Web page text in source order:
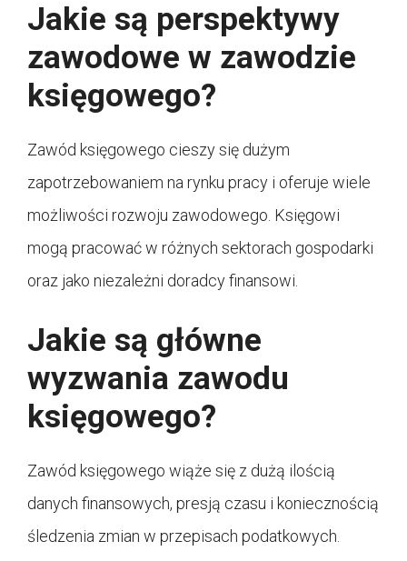
Jakie są perspektywy
zawodowe w zawodzie
księgowego?
Zawód księgowego cieszy się dużym
zapotrzebowaniem na rynku pracy i oferuje wiele
możliwości rozwoju zawodowego. Księgowi
mogą pracować w różnych sektorach gospodarki
oraz jako niezależni doradcy finansowi.
Jakie są główne
wyzwania zawodu
księgowego?
Zawód księgowego wiąże się z dużą ilością
danych finansowych, presją czasu i koniecznością
śledzenia zmian w przepisach podatkowych.